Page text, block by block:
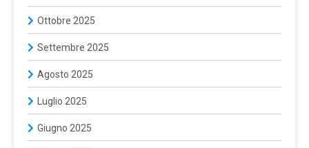
Ottobre 2025
Settembre 2025
Agosto 2025
Luglio 2025
Giugno 2025